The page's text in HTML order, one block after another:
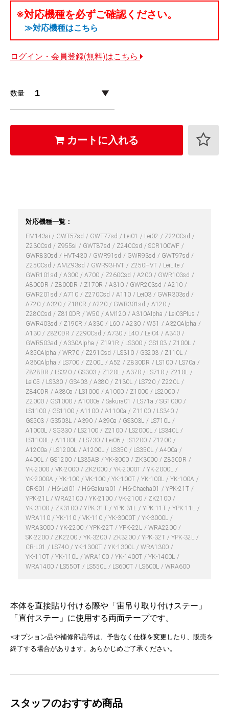
対応機種一覧：
FM143si GWT57sd GWT77sd Lei01 Lei02
Z220Csd
Z230Csd
Z955si GWT87sd Z240Csd
SCR100WF
GWR830sd
HVT-430 GWR91sd GWR93sd
GWT97sd
Z250Csd
AMZ93sd GWR93HVT Z250HVT
LeiLite
GWR101sd
A300 A700 Z260Csd A200
GWR103sd
A800DR
Z800DR Z170R A310 GWR203sd
A210
GWR201sd
A710 Z270Csd A110 Lei03
GWR303sd
A720
A320 Z180R A220 GWR301sd
A120
Z280Csd
Z810DR W50 AM120 A310Alpha
Lei03Plus
GWR403sd
Z190R A330 L60 A230 W51
A320Alpha
A130
Z820DR Z290Csd A730 L40 Lei04
A340
GWR503sd
A330Alpha Z191R LS300 GS103
Z100L
A350Alpha
WR70 Z291Csd LS310 GS203
Z110L
A360Alpha
LS700 Z200L A52 Z830DR LS100
LS70a
Z828DR
LS320 GS303 Z120L A370 LS710
Z210L
Lei05
LS330 GS403 A380 Z130L LS720
Z220L
Z840DR
A380a LS1000 A1000 Z1000
LS2000
Z2000
GS1000 A1000a Sakura01 LS71a
SG1000
LS1100
GS1100 A1100 A1100a Z1100
LS340
GS503
GS503L A390 A390a GS303L
LS710L
A1000L
SG330 LS2100 Z2100 LS2000L
LS340L
LS1100L
A1100L LS730 Lei06 LS1200
Z1200
A1200a
LS1200L A1200L LS350 LS350L
A400a
A400L
GS1200 LS35AB YK-3000 ZK3000
Z850DR
YK-2000
VK-2000 ZK2000 YK-2000T
YK-2000L
YK-2000A
YK-100 VK-100 YK-100T YK-100L
YK-100A
CR-S01
H6-Lei01 H6-Sakura01 H6-Chacha01
YPK-21T
YPK-21L
WRA2100 YK-2100 VK-2100
ZK2100
YK-3100
ZK3100 YPK-31T YPK-31L YPK-11T
YPK-11L
WRA110
YK-110 VK-110 YK-3000T
YK-3000L
WRA3000
YK-2200 YPK-22T YPK-22L
WRA2200
SK-2200
ZK2200 YK-3200 ZK3200 YPK-32T
YPK-32L
CR-L01
LS740 YK-1300T YK-1300L
WRA1300
YK-110T
YK-110L WRA100 YK-1400T
YK-1400L
WRA1400
LS550T LS550L LS600T LS600L WRA600
本体を直接貼り付ける際や「宙吊り取り付けステー」
「直付ステー」に使用する両面テープです。
※オプション品や補修部品等は、予告なく仕様を変更したり、販売を
終了する場合があります。あらかじめご了承ください。
スタッフのおすすめ商品
※対応機種を必ずご確認ください。
≫対応機種はこちら
ログイン・会員登録(無料)はこちら
数量
カートに入れる